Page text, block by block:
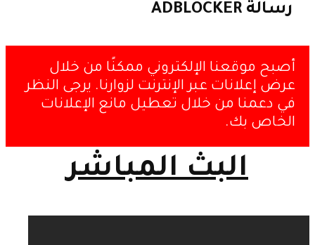
رسالة ADBLOCKER
أصبح موقعنا الإلكتروني ممكنًا من خلال
عرض إعلانات عبر الإنترنت لزوارنا. يرجى النظر
في دعمنا من خلال تعطيل مانع الإعلانات
الخاص بك.
البث المباشر